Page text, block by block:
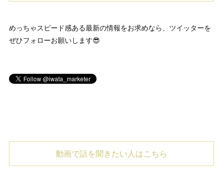
めっちゃスピード感ある最新の情報をお求めなら、ツイッターを
ぜひフォローお願いします😎
動画で話を聞きたい人はこちら